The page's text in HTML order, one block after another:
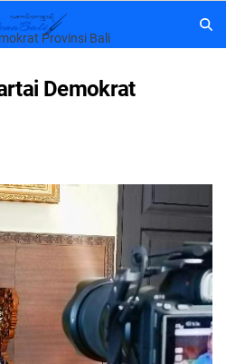
Provinsi Bali
Demokrat